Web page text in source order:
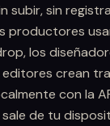
sin
productores
los
crean
con la
de tu